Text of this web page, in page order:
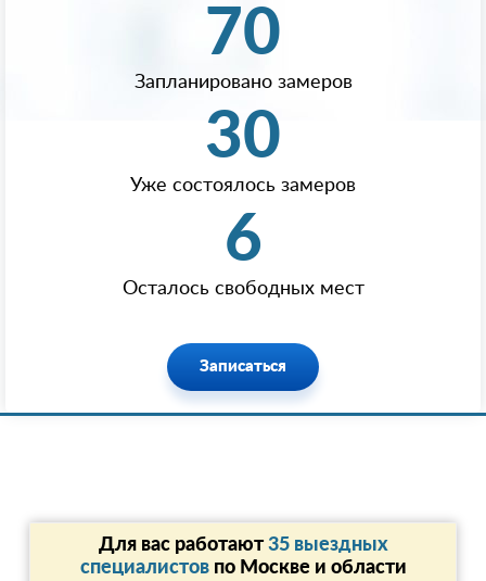
70
Запланировано замеров
30
Уже состоялось замеров
6
Осталось свободных мест
Записаться
Для вас работают35 выездных
специалистовпо Москве и области